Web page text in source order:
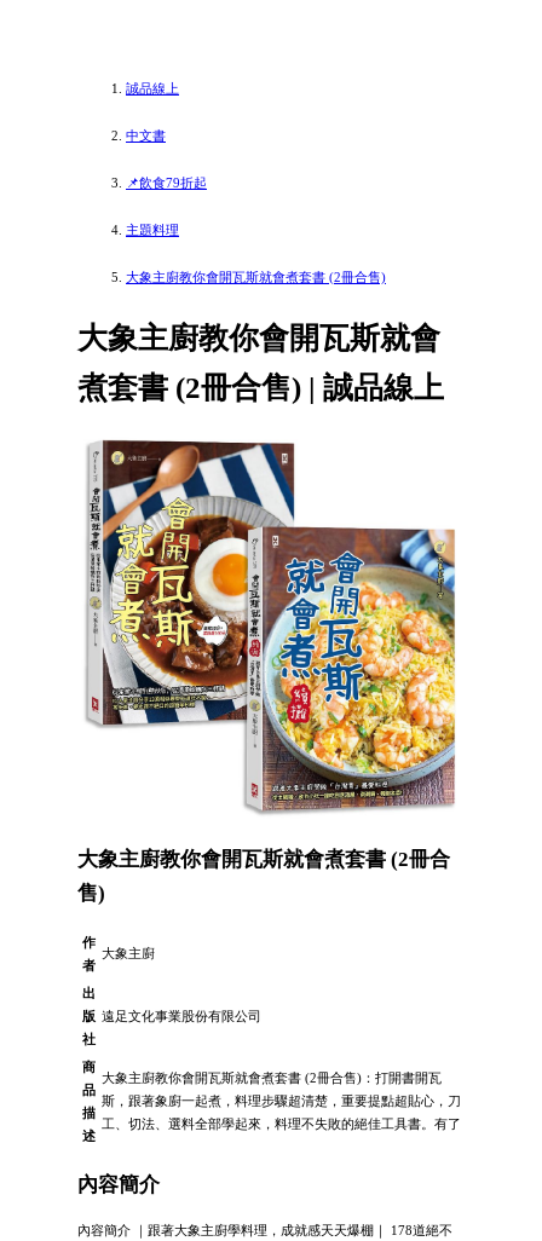
誠品線上
中文書
📌飲食79折起
主題料理
大象主廚教你會開瓦斯就會煮套書 (2冊合售)
大象主廚教你會開瓦斯就會
煮套書 (2冊合售) | 誠品線上
大象主廚教你會開瓦斯就會煮套書 (2冊合
售)
作
者
大象主廚
出
版
社
遠足文化事業股份有限公司
商
品
描
述
大象主廚教你會開瓦斯就會煮套書 (2冊合售)：打開書開瓦
斯，跟著象廚一起煮，料理步驟超清楚，重要提點超貼心，刀
工、切法、選料全部學起來，料理不失敗的絕佳工具書。有了
內容簡介
內容簡介 ｜跟著大象主廚學料理，成就感天天爆棚｜ 178道絕不